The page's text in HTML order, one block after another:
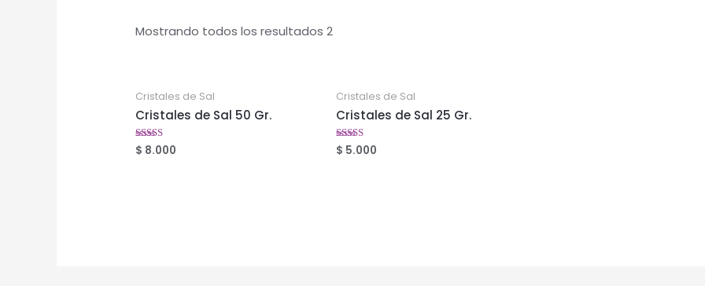
Mostrando todos los resultados 2
Cristales de Sal
Cristales de Sal 50 Gr.
Valorado
en
$ 8.000
Cristales de Sal
Cristales de Sal 25 Gr.
Valorado
en
$ 5.000